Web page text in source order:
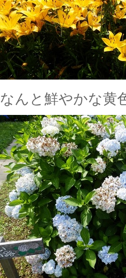
なんと鮮やかな黄